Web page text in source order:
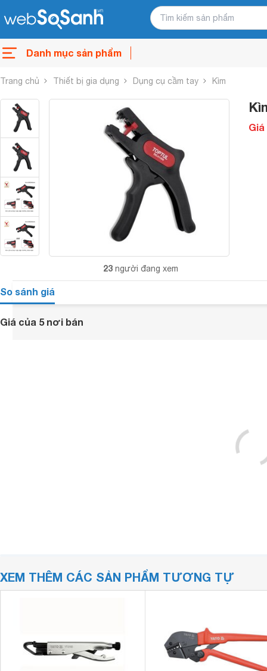
Danh mục sản phẩm
Trang chủ Thiết bị gia dụng Dụng cụ cầm tay Kìm
23 người đang xem
So sánh giá
Giá của 5 nơi bán
XEM THÊM CÁC SẢN PHẨM TƯƠNG TỰ